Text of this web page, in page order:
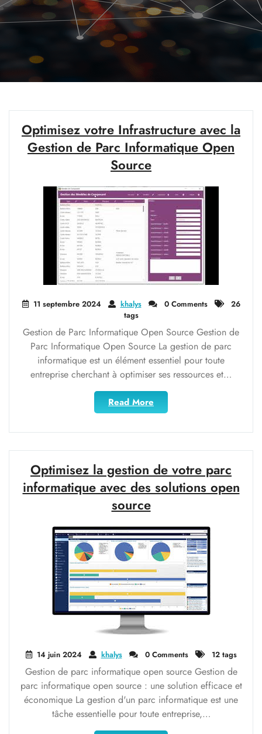
Optimisez votre Infrastructure avec la
Gestion de Parc Informatique Open
Source
11 septembre 2024 khalys 0 Comments
26
tags
Gestion de Parc Informatique Open Source Gestion de
Parc Informatique Open Source La gestion de parc
informatique est un élément essentiel pour toute
entreprise cherchant à optimiser ses ressources et…
Read More
votre
la
Gestion
de
Parc
Source"
Optimisez la gestion de votre parc
informatique avec des solutions open
source
14 juin 2024 khalys 0 Comments 12 tags
Gestion de parc informatique open source Gestion de
parc informatique open source : une solution efficace et
économique La gestion d'un parc informatique est une
tâche essentielle pour toute entreprise,…